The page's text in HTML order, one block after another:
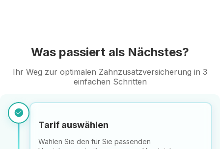
Was passiert als Nächstes?
Ihr Weg zur optimalen Zahnzusatzversicherung in 3
einfachen Schritten
check_circle
Tarif auswählen
Wählen Sie den für Sie passenden